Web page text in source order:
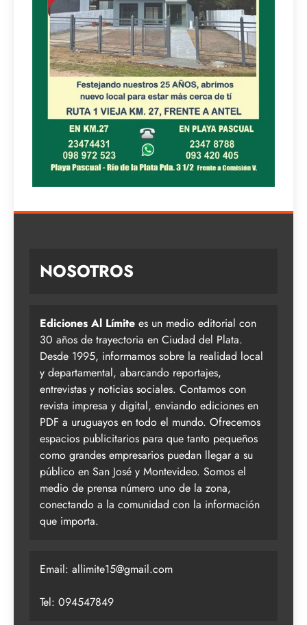
NOSOTROS
Ediciones Al Límite es un medio editorial con
30 años de trayectoria en Ciudad del Plata.
Desde 1995, informamos sobre la realidad local
y departamental, abarcando reportajes,
entrevistas y noticias sociales. Contamos con
revista impresa y digital, enviando ediciones en
PDF a uruguayos en todo el mundo. Ofrecemos
espacios publicitarios para que tanto pequeños
como grandes empresarios puedan llegar a su
público en San José y Montevideo. Somos el
medio de prensa número uno de la zona,
conectando a la comunidad con la información
que importa.
Email: allimite15@gmail.com
Tel: 094547849